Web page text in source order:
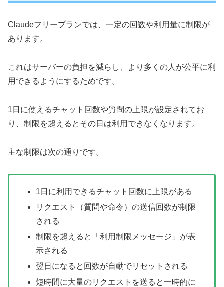
Claudeフリープランでは、一定の回数や利用量に制限が
あります。
これはサーバーの負担を減らし、より多くの人が公平に利
用できるようにするためです。
1日に使えるチャット回数や質問の上限が設定されてお
り、制限を超えるとその日は利用できなくなります。
主な制限は次の通りです。
1日に利用できるチャット回数に上限がある
リクエスト（質問や命令）の送信回数が制限
される
制限を超えると「利用制限メッセージ」が表
示される
翌日になると回数が自動でリセットされる
短時間に大量のリクエストを送ると一時的に